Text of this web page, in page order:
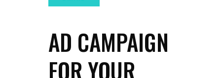
AD CAMPAIGN
FOR YOUR